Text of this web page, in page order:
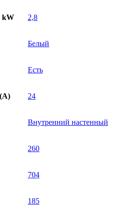
kW 2,8
Белый
Есть
24
Внутренний настенный
260
704
185